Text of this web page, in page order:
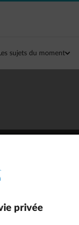
sujets du moment
privée